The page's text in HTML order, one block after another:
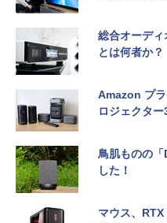
総合オーデ
とは何者か？
Amazon プ
ロジェクタ
鳥肌ものの
した！
マウス、